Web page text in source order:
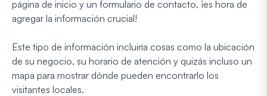
página de inicio y un formulario de contacto, ¡es hora de
agregar la información crucial!
Este tipo de información incluiría cosas como la ubicación
de su negocio, su horario de atención y quizás incluso un
mapa para mostrar dónde pueden encontrarlo los
visitantes locales.